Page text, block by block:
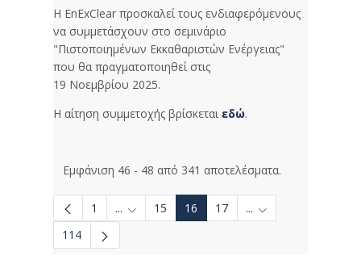
Η EnExClear προσκαλεί τους ενδιαφερόμενους
να συμμετάσχουν στο σεμινάριο
"Πιστοποιημένων Εκκαθαριστών Ενέργειας"
που θα πραγματοποιηθεί στις
19 Νοεμβρίου 2025.
Η αίτηση συμμετοχής βρίσκεταιεδώ.
Εμφάνιση 46 - 48 από 341 αποτελέσματα.
1 ... Ενδιάμεσες σελίδες Use TAB to navigate.
15 16 17 ... Ενδιάμεσες
114